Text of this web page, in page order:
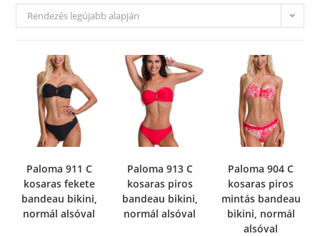
Rendezés legújabb alapján
Paloma 911 C
kosaras fekete
bandeau bikini,
normál alsóval
Paloma 913 C
kosaras piros
bandeau bikini,
normál alsóval
Paloma 904 C
kosaras piros
mintás bandeau
bikini, normál
alsóval